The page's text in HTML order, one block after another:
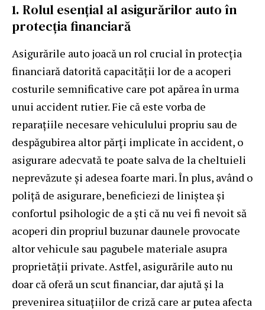
1. Rolul esențial al asigurărilor auto în
protecția financiară
Asigurările auto joacă un rol crucial în protecția
financiară datorită capacității lor de a acoperi
costurile semnificative care pot apărea în urma
unui accident rutier. Fie că este vorba de
reparațiile necesare vehiculului propriu sau de
despăgubirea altor părți implicate în accident, o
asigurare adecvată te poate salva de la cheltuieli
neprevăzute și adesea foarte mari. În plus, având o
poliță de asigurare, beneficiezi de liniștea și
confortul psihologic de a ști că nu vei fi nevoit să
acoperi din propriul buzunar daunele provocate
altor vehicule sau pagubele materiale asupra
proprietății private. Astfel, asigurările auto nu
doar că oferă un scut financiar, dar ajută și la
prevenirea situațiilor de criză care ar putea afecta